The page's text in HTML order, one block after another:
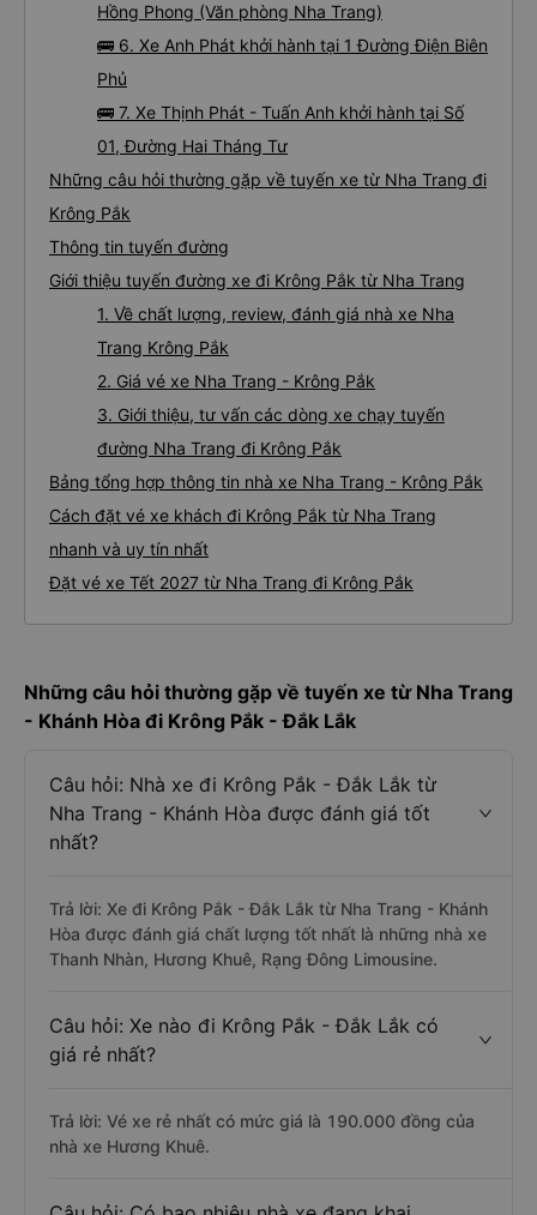
Hồng Phong (Văn phòng Nha Trang)
🚌 6. Xe Anh Phát khởi hành tại 1 Đường Điện Biên
Phủ
🚌 7. Xe Thịnh Phát - Tuấn Anh khởi hành tại Số
01, Đường Hai Tháng Tư
Những câu hỏi thường gặp về tuyến xe từ Nha Trang đi
Krông Pắk
Thông tin tuyến đường
Giới thiệu tuyến đường xe đi Krông Pắk từ Nha Trang
1. Về chất lượng, review, đánh giá nhà xe Nha
Trang Krông Pắk
2. Giá vé xe Nha Trang - Krông Pắk
3. Giới thiệu, tư vấn các dòng xe chạy tuyến
đường Nha Trang đi Krông Pắk
Bảng tổng hợp thông tin nhà xe Nha Trang - Krông Pắk
Cách đặt vé xe khách đi Krông Pắk từ Nha Trang
nhanh và uy tín nhất
Đặt vé xe Tết 2027 từ Nha Trang đi Krông Pắk
Những câu hỏi thường gặp về tuyến xe từ Nha Trang
- Khánh Hòa đi Krông Pắk - Đắk Lắk
Câu hỏi: Nhà xe đi Krông Pắk - Đắk Lắk từ
Nha Trang - Khánh Hòa được đánh giá tốt
nhất?
Trả lời: Xe đi Krông Pắk - Đắk Lắk từ Nha Trang - Khánh
Hòa được đánh giá chất lượng tốt nhất là những nhà xe
Thanh Nhàn, Hương Khuê, Rạng Đông Limousine.
Câu hỏi: Xe nào đi Krông Pắk - Đắk Lắk có
giá rẻ nhất?
Trả lời: Vé xe rẻ nhất có mức giá là 190.000 đồng của
nhà xe Hương Khuê.